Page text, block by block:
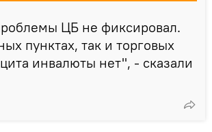
ЦБ не фиксировал.
пунктах, так и торговых
инвалюты нет", - сказали